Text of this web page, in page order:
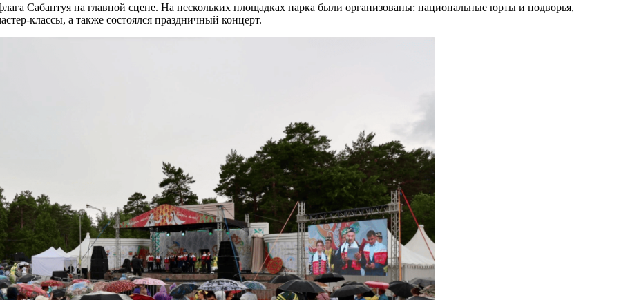
Сабантуя на главной сцене. На нескольких площадках парка были организованы: национальные юрты и подворья,
а также состоялся праздничный концерт.